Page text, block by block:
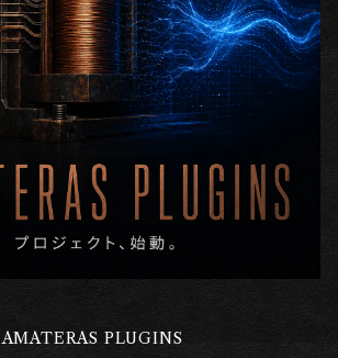
AMATERAS PLUGINS